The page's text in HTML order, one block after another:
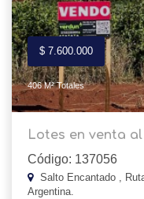
$ 7.600.000
406 M² Totales
Lotes en venta
Código: 137056
Salto Encantado ,
Argentina.